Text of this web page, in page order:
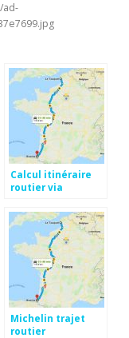
ad-
Calcul itinéraire
routier via
Michelin trajet
routier